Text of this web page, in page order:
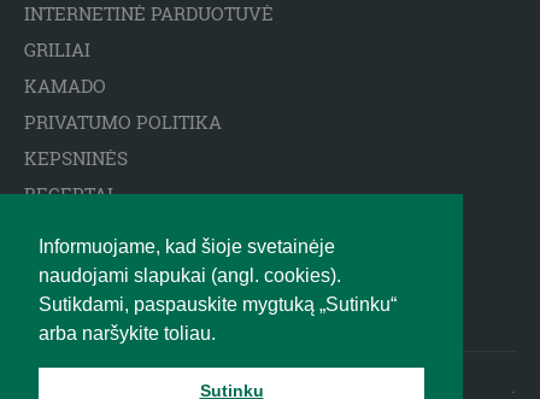
Informuojame, kad šioje svetainėje
naudojami slapukai (angl. cookies).
Sutikdami, paspauskite mygtuką „Sutinku“
arba naršykite toliau.
Sutinku
INTERNETINĖ PARDUOTUVĖ
GRILIAI
KAMADO
PRIVATUMO POLITIKA
KEPSNINĖS
RECEPTAI
ATSAKOMYBĖS APRIBOJIMAS
BIGGREENEGG.EU
2010 - 2025 © BIG GREEN EGG